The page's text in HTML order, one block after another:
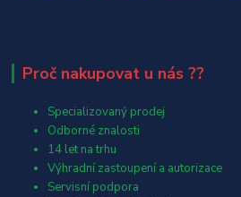
Proč nakupovat u nás ??
Specializovaný prodej
Odborné znalosti
14 let na trhu
Výhradní zastoupení a autorizace
Servisní podpora